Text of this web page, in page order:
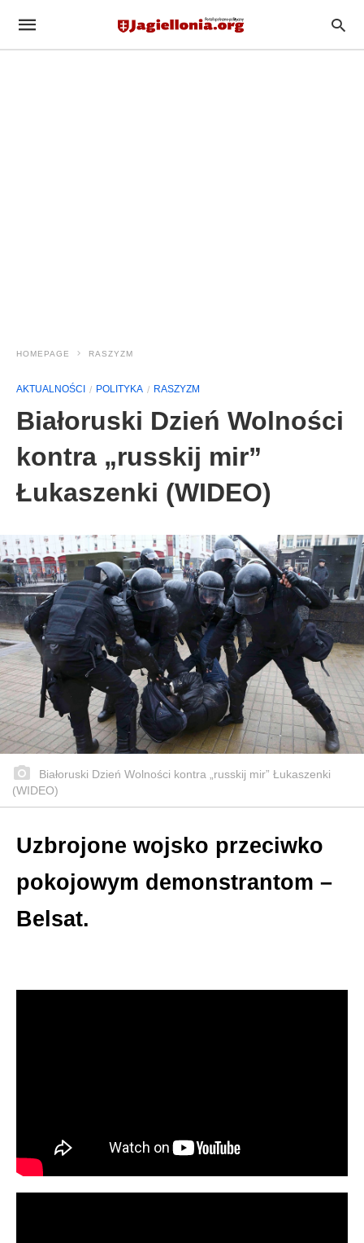
HOMEPAGE RASZYZM
AKTUALNOŚCI POLITYKA RASZYZM
Białoruski Dzień Wolności
kontra „russkij mir”
Łukaszenki (WIDEO)
Białoruski Dzień Wolności kontra „russkij mir” Łukaszenki
(WIDEO)
Uzbrojone wojsko przeciwko
pokojowym demonstrantom –
Belsat.